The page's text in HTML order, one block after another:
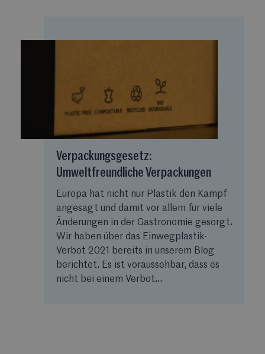
Verpackungsgesetz:
Umweltfreundliche Verpackungen
Europa hat nicht nur Plastik den Kampf
angesagt und damit vor allem für viele
Änderungen in der Gastronomie gesorgt.
Wir haben über das Einwegplastik-
Verbot 2021 bereits in unserem Blog
berichtet. Es ist voraussehbar, dass es
nicht bei einem Verbot...